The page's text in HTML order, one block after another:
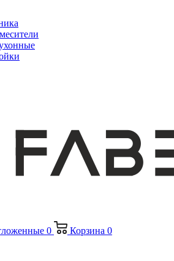
0 Корзина 0